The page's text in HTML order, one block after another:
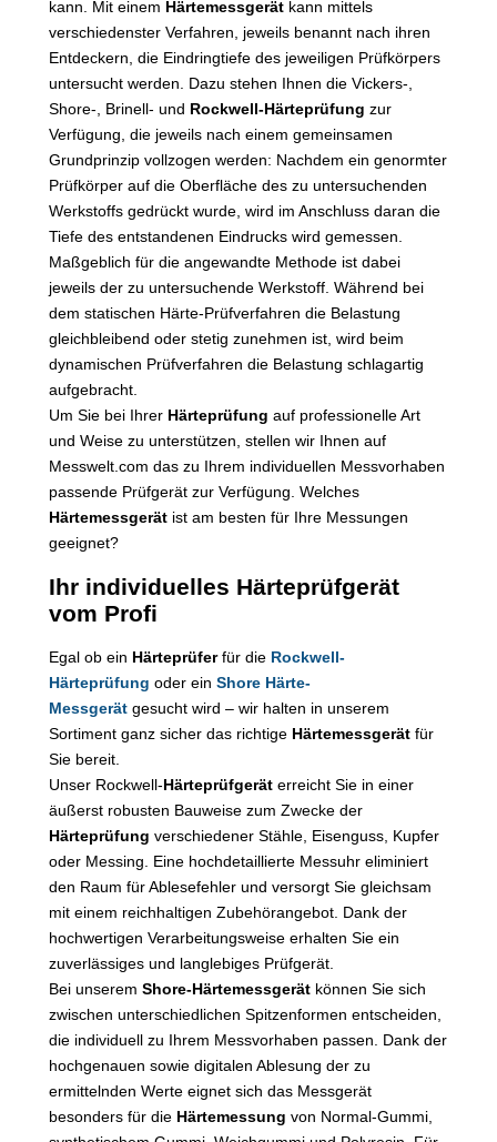
kann. Mit einem Härtemessgerät kann mittels
verschiedenster Verfahren, jeweils benannt nach ihren
Entdeckern, die Eindringtiefe des jeweiligen Prüfkörpers
untersucht werden. Dazu stehen Ihnen die Vickers-,
Shore-, Brinell- und Rockwell-Härteprüfung zur
Verfügung, die jeweils nach einem gemeinsamen
Grundprinzip vollzogen werden: Nachdem ein genormter
Prüfkörper auf die Oberfläche des zu untersuchenden
Werkstoffs gedrückt wurde, wird im Anschluss daran die
Tiefe des entstandenen Eindrucks wird gemessen.
Maßgeblich für die angewandte Methode ist dabei
jeweils der zu untersuchende Werkstoff. Während bei
dem statischen Härte-Prüfverfahren die Belastung
gleichbleibend oder stetig zunehmen ist, wird beim
dynamischen Prüfverfahren die Belastung schlagartig
aufgebracht.
Um Sie bei Ihrer Härteprüfung auf professionelle Art
und Weise zu unterstützen, stellen wir Ihnen auf
Messwelt.com das zu Ihrem individuellen Messvorhaben
passende Prüfgerät zur Verfügung. Welches
Härtemessgerät ist am besten für Ihre Messungen
geeignet?
Ihr individuelles Härteprüfgerät
vom Profi
Egal ob ein Härteprüferfür die Rockwell-
Härteprüfung oder ein Shore Härte-
Messgerät gesucht wird – wir halten in unserem
Sortiment ganz sicher das richtige Härtemessgerät für
Sie bereit.
Unser Rockwell-Härteprüfgerät erreicht Sie in einer
äußerst robusten Bauweise zum Zwecke der
Härteprüfung verschiedener Stähle, Eisenguss, Kupfer
oder Messing. Eine hochdetaillierte Messuhr eliminiert
den Raum für Ablesefehler und versorgt Sie gleichsam
mit einem reichhaltigen Zubehörangebot. Dank der
hochwertigen Verarbeitungsweise erhalten Sie ein
zuverlässiges und langlebiges Prüfgerät.
Bei unserem Shore-Härtemessgerät können Sie sich
zwischen unterschiedlichen Spitzenformen entscheiden,
die individuell zu Ihrem Messvorhaben passen. Dank der
hochgenauen sowie digitalen Ablesung der zu
ermittelnden Werte eignet sich das Messgerät
besonders für die Härtemessung von Normal-Gummi,